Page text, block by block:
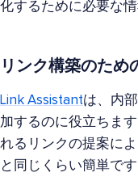
化するために必要な
リンク構築のため
Link Assistantは、内
加するのに役立ちま
れるリンクの提案によ
と同じくらい簡単です